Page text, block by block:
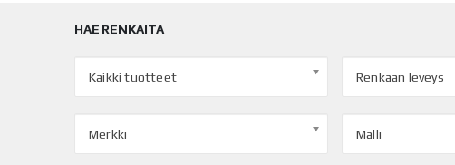
HAE RENKAITA
Kaikki tuotteet Renkaan leveys
Merkki Malli